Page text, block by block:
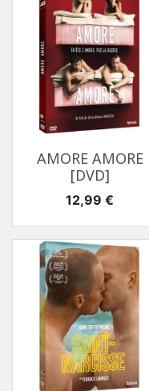
AMORE AMORE
[DVD]
Prix
12,99 €